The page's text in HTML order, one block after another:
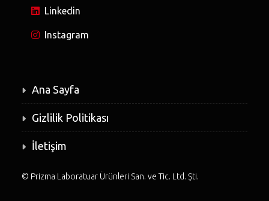
Linkedin
Instagram
Ana Sayfa
Gizlilik Politikası
İletişim
© Prizma Laboratuar Ürünleri San. ve Tic. Ltd. Şti.